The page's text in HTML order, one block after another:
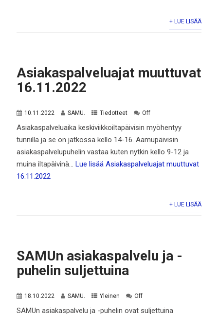
+ LUE LISÄÄ
Asiakaspalveluajat muuttuvat
16.11.2022
10.11.2022 SAMU. Tiedotteet Off
Asiakaspalveluaika keskiviikkoiltapäivisin myöhentyy
tunnilla ja se on jatkossa kello 14-16. Aamupäivisin
asiakaspalvelupuhelin vastaa kuten nytkin kello 9-12 ja
muina iltapäivinä…Lue lisää Asiakaspalveluajat muuttuvat
16.11.2022
+ LUE LISÄÄ
SAMUn asiakaspalvelu ja -
puhelin suljettuina
18.10.2022 SAMU. Yleinen Off
SAMUn asiakaspalvelu ja -puhelin ovat suljettuina